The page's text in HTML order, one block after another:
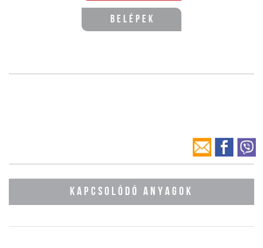
Belépek
KAPCSOLÓDÓ ANYAGOK